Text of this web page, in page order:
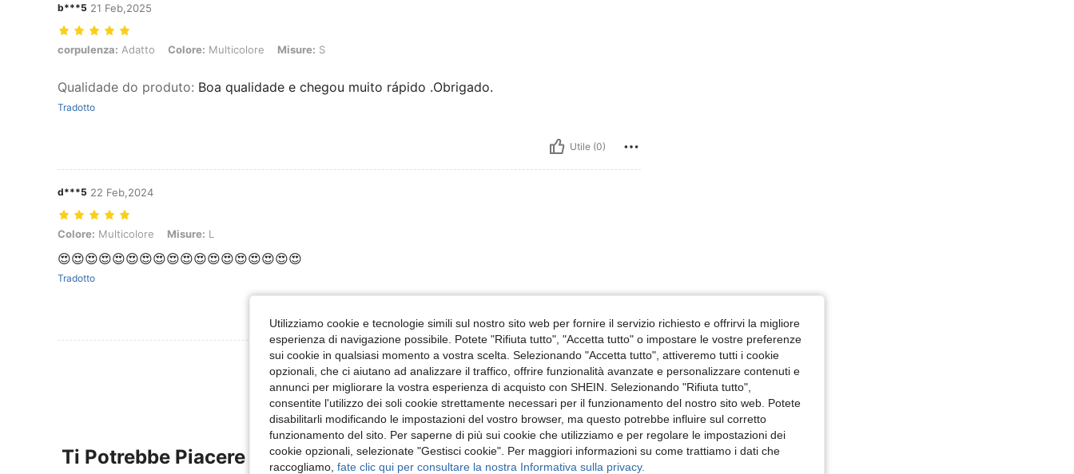
b***5 21 Feb,2025
corpulenza: Adatto, Colore: Multicolore, Misure: S
corpulenza: Adatto Colore: Multicolore Misure: S
Qualidade do produto: Boa qualidade e chegou muito rápido .Obrigado.
Tradotto
Utile (0)
d***5 22 Feb,2024
Colore: Multicolore, Misure: L
Colore: Multicolore Misure: L
😍😍😍😍😍😍😍😍😍😍😍😍😍😍😍😍😍😍
Tradotto
Utile (0)
Visualizza Altre Recensioni
Ti Potrebbe Piacere
Utilizziamo cookie e tecnologie simili sul nostro sito web per fornire il servizio richiesto e offrirvi la migliore
esperienza di navigazione possibile. Potete "Rifiuta tutto", "Accetta tutto" o impostare le vostre preferenze
sui cookie in qualsiasi momento a vostra scelta. Selezionando "Accetta tutto", attiveremo tutti i cookie
opzionali, che ci aiutano ad analizzare il traffico, offrire funzionalità avanzate e personalizzare contenuti e
annunci per migliorare la vostra esperienza di acquisto con SHEIN. Selezionando "Rifiuta tutto",
consentite l'utilizzo dei soli cookie strettamente necessari per il funzionamento del nostro sito web. Potete
disabilitarli modificando le impostazioni del vostro browser, ma questo potrebbe influire sul corretto
funzionamento del sito. Per saperne di più sui cookie che utilizziamo e per regolare le impostazioni dei
cookie opzionali, selezionate "Gestisci cookie". Per maggiori informazioni su come trattiamo i dati che
raccogliamo, fate clic qui per consultare la nostra Informativa sulla privacy.